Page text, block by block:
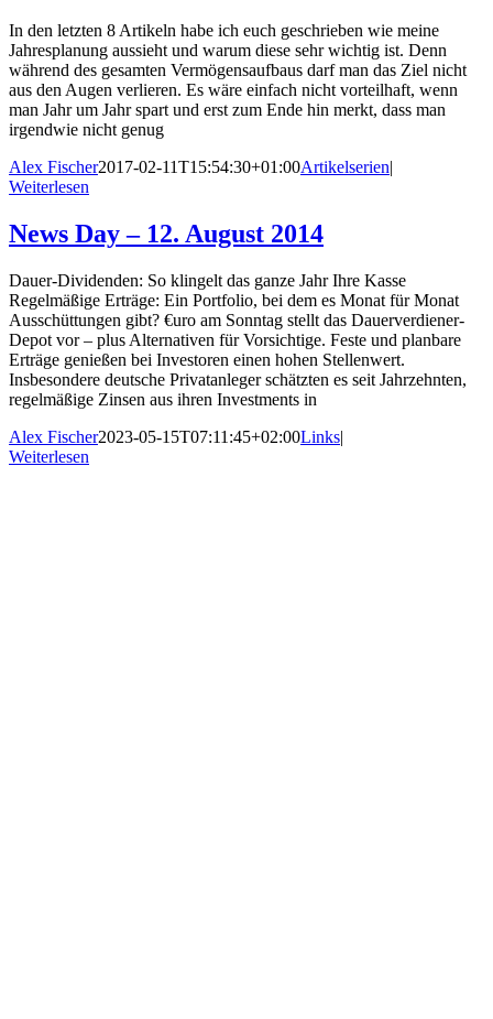
In den letzten 8 Artikeln habe ich euch geschrieben wie meine
Jahresplanung aussieht und warum diese sehr wichtig ist. Denn
während des gesamten Vermögensaufbaus darf man das Ziel nicht
aus den Augen verlieren. Es wäre einfach nicht vorteilhaft, wenn
man Jahr um Jahr spart und erst zum Ende hin merkt, dass man
irgendwie nicht genug
Alex Fischer2017-02-11T15:54:30+01:00Artikelserien|
Weiterlesen
News Day – 12. August 2014
Dauer-Dividenden: So klingelt das ganze Jahr Ihre Kasse
Regelmäßige Erträge: Ein Portfolio, bei dem es Monat für Monat
Ausschüttungen gibt? €uro am Sonntag stellt das Dauerverdiener-
Depot vor – plus Alternativen für Vorsichtige. Feste und planbare
Erträge genießen bei Investoren einen ­hohen Stellenwert.
Insbesondere deutsche Privatanleger schätzten es seit Jahrzehnten,
regelmäßige Zinsen aus ihren Investments in
Alex Fischer2023-05-15T07:11:45+02:00Links|
Weiterlesen